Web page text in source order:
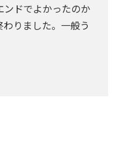
ンドでよかったのか
りました。一般う